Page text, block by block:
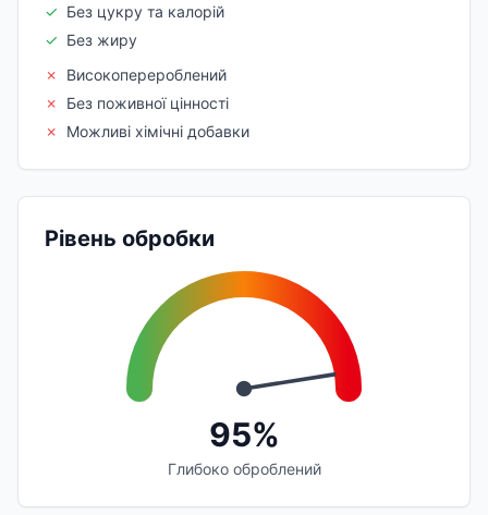
✓ Без цукру та калорій
✓ Без жиру
✗
Високоперероблений
✗
Без поживної цінності
✗
Можливі хімічні добавки
Рівень обробки
95%
Глибоко оброблений